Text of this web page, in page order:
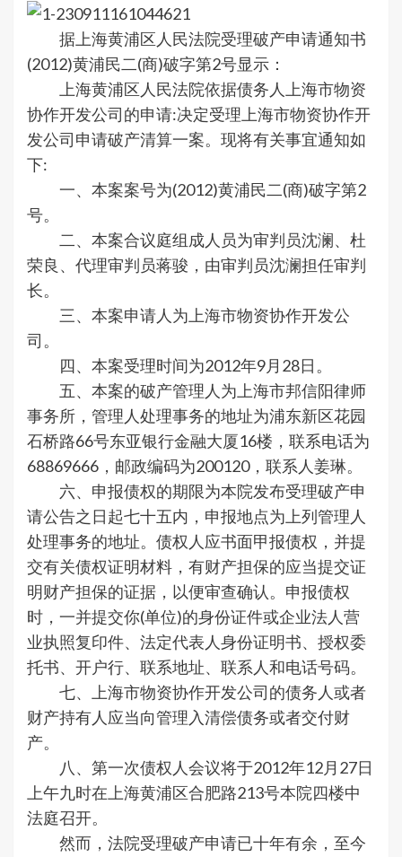
据上海黄浦区人民法院受理破产申请通知书
(2012)黄浦民二(商)破字第2号显示：
上海黄浦区人民法院依据债务人上海市物资
协作开发公司的申请:决定受理上海市物资协作开
发公司申请破产清算一案。现将有关事宜通知如
下:
一、本案案号为(2012)黄浦民二(商)破字第2
号。
二、本案合议庭组成人员为审判员沈澜、杜
荣良、代理审判员蒋骏，由审判员沈澜担任审判
长。
三、本案申请人为上海市物资协作开发公
司。
四、本案受理时间为2012年9月28日。
五、本案的破产管理人为上海市邦信阳律师
事务所，管理人处理事务的地址为浦东新区花园
石桥路66号东亚银行金融大厦16楼，联系电话为
68869666，邮政编码为200120，联系人姜琳。
六、申报债权的期限为本院发布受理破产申
请公告之日起七十五内，申报地点为上列管理人
处理事务的地址。债权人应书面甲报债权，并提
交有关债权证明材料，有财产担保的应当提交证
明财产担保的证据，以便审查确认。申报债权
时，一并提交你(单位)的身份证件或企业法人营
业执照复印件、法定代表人身份证明书、授权委
托书、开户行、联系地址、联系人和电话号码。
七、上海市物资协作开发公司的债务人或者
财产持有人应当向管理入清偿债务或者交付财
产。
八、第一次债权人会议将于2012年12月27日
上午九时在上海黄浦区合肥路213号本院四楼中
法庭召开。
然而，法院受理破产申请已十年有余，至今